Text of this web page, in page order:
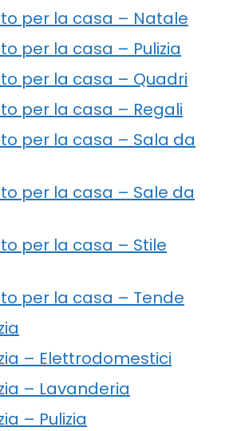
per la casa – Natale
per la casa – Pulizia
per la casa – Quadri
per la casa – Regali
per la casa – Sala da
per la casa – Sale da
per la casa – Stile
per la casa – Tende
– Elettrodomestici
– Lavanderia
– Pulizia